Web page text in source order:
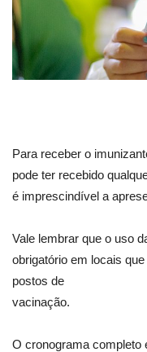
Para receber o
pode ter recebido
é imprescindível a
Vale lembrar que o uso
obrigatório em locais
postos de
vacinação.
O cronograma completo